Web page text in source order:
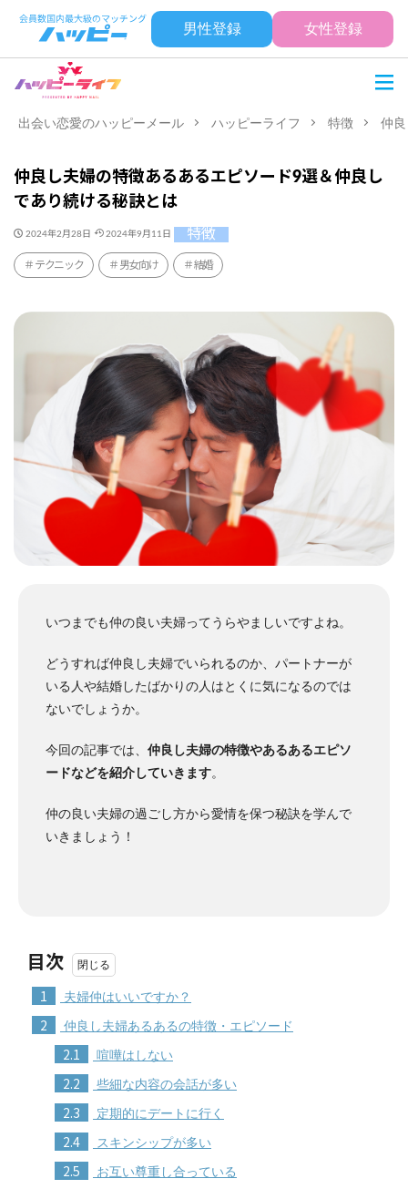
男性登録 女性登録
出会い恋愛のハッピーメール ハッピーライフ 特徴 仲
仲良し夫婦の特徴あるあるエピソード9選＆仲良し
であり続ける秘訣とは
2024年2月28日 2024年9月11日 特徴
テクニック 男女向け 結婚
いつまでも仲の良い夫婦ってうらやましいですよね。
どうすれば仲良し夫婦でいられるのか、パートナーが
いる人や結婚したばかりの人はとくに気になるのでは
ないでしょうか。
今回の記事では、 仲良し夫婦の特徴やあるあるエピソ
ードなどを紹介していきます。
仲の良い夫婦の過ごし方から愛情を保つ秘訣を学んで
いきましょう！
目次
1 夫婦仲はいいですか？
2 仲良し夫婦あるあるの特徴・エピソード
2.1 喧嘩はしない
2.2 些細な内容の会話が多い
2.3 定期的にデートに行く
2.4 スキンシップが多い
2.5 お互い尊重し合っている